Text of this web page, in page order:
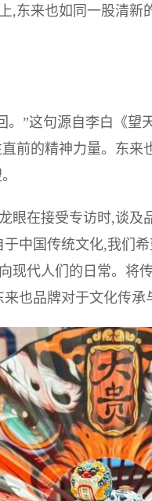
,东来也如同一股清
。”这句源自李白《
前的精神力量。东
眼在接受专访时,谈
中国传统文化,我们
现代人们的日常。将
也品牌对于文化传承